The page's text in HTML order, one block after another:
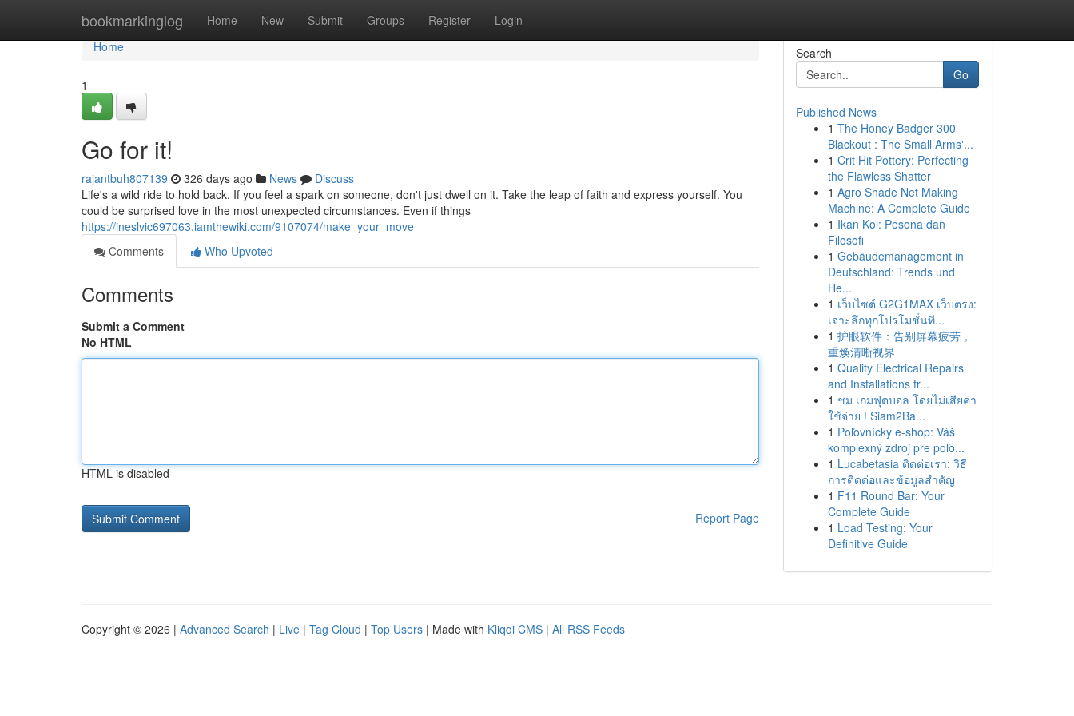
bookmarkinglog Home New Submit Groups Register Login
Home
Home
1
Go for it!
rajantbuh807139 326 days ago News
Discuss
Life's a wild ride to hold back. If you feel a spark on someone, don't just dwell on it. Take the leap of faith and express yourself. You
could be surprised love in the most unexpected circumstances. Even if things
https://ineslvic697063.iamthewiki.com/9107074/make_your_move
Comments
Who Upvoted
Comments
Submit a Comment
No HTML
HTML is disabled
Report Page
Search
Go
Published News
1 The Honey Badger 300
Blackout : The Small Arms'...
1 Crit Hit Pottery: Perfecting
the Flawless Shatter
1 Agro Shade Net Making
Machine: A Complete Guide
1 Ikan Koi: Pesona dan
Filosofi
1 Gebäudemanagement in
Deutschland: Trends und
He...
1 เว็บไซต์ G2G1MAX เว็บตรง:
เจาะลึกทุกโปรโมชั่นที...
1 护眼软件：告别屏幕疲劳，
重焕清晰视界
1 Quality Electrical Repairs
and Installations fr...
1 ชม เกมฟุตบอล โดยไม่เสียค่า
ใช้จ่าย ! Siam2Ba...
1 Poľovnícky e-shop: Váš
komplexný zdroj pre poľo...
1 Lucabetasia ติดต่อเรา: วิธี
การติดต่อและข้อมูลสำคัญ
1 F11 Round Bar: Your
Complete Guide
1 Load Testing: Your
Definitive Guide
Copyright © 2026 | Advanced Search | Live | Tag Cloud | Top Users | Made with Kliqqi CMS | All RSS Feeds